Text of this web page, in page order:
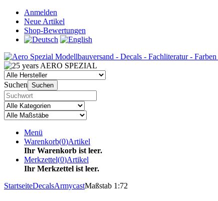
Anmelden
Neue Artikel
Shop-Bewertungen
Suchen Suchen
Menü
Warenkorb(0)Artikel
Ihr Warenkorb ist leer.
Merkzettel(0)Artikel
Ihr Merkzettel ist leer.
StartseiteDecalsArmycastMaßstab 1:72